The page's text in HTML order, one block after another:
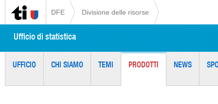
DFE Divisione delle risorse
Ufficio di statistica
UFFICIO CHI SIAMO TEMI PRODOTTI NEWS